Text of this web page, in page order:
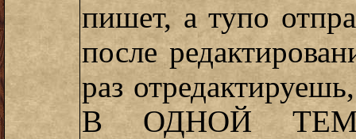
пишет, а тупо
после
раз
В ОДНОЙ ТЕМЕ.